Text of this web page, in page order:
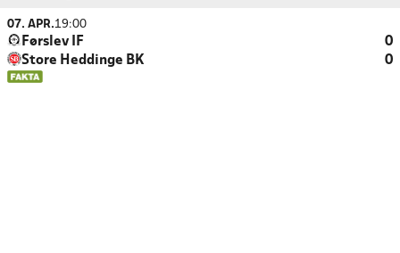
07. APR.19:00
Førslev IF
0
Store Heddinge BK
0